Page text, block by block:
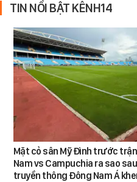
TIN NỔI BẬT KÊNH14
Mặt cỏ sân Mỹ Đình trước
Nam vs Campuchia ra sao
truyền thông Đông Nam Á